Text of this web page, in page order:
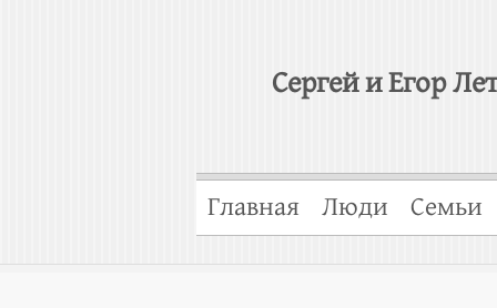
Сергей и Егор
Главная Люди Семьи